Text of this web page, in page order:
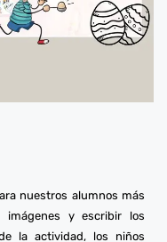
nuestros alumnos más
imágenes y escribir los
la actividad, los niños